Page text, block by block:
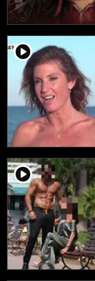
player2
player2